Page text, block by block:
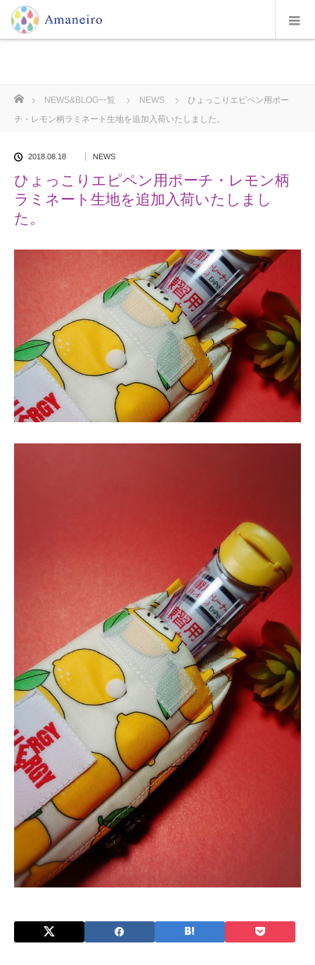
ホーム
NEWS&BLOG一覧 NEWS
ひょっこりエピペン用ポー
チ・レモン柄ラミネート生地を追加入荷いたしました。
2018.08.18 NEWS
ひょっこりエピペン用ポーチ・レモン柄
ラミネート生地を追加入荷いたしまし
た。